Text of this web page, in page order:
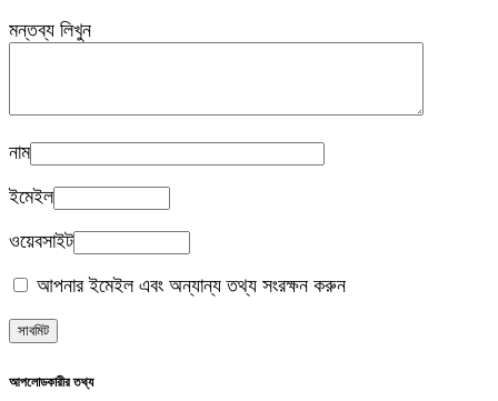
মন্তব্য লিখুন
নাম
ইমেইল
ওয়েবসাইট
আপনার ইমেইল এবং অন্যান্য তথ্য সংরক্ষন করুন
আপলোডকারীর তথ্য